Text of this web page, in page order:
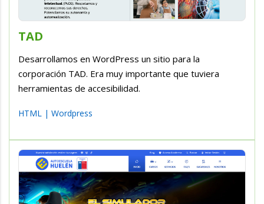
TAD
Desarrollamos en WordPress un sitio para la
corporación TAD. Era muy importante que tuviera
herramientas de accesibilidad.
HTML | Wordpress